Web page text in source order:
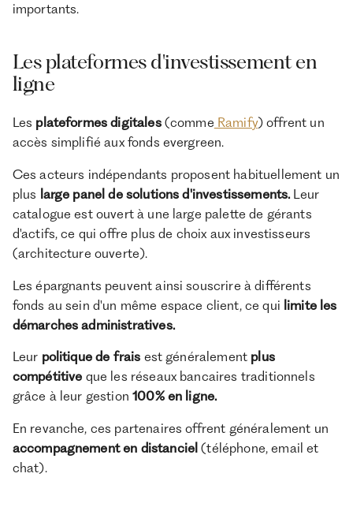
importants.
Les plateformes d'investissement en
ligne
Les plateformes digitales(comme Ramify) offrent un
accès simplifié aux fonds evergreen.
Ces acteurs indépendants proposent habituellement un
plus large panel de solutions d'investissements. Leur
catalogue est ouvert à une large palette de gérants
d'actifs, ce qui offre plus de choix aux investisseurs
(architecture ouverte).
Les épargnants peuvent ainsi souscrire à différents
fonds au sein d'un même espace client, ce qui limite les
démarches administratives.
Leur politique de frais est généralement plus
compétitive que les réseaux bancaires traditionnels
grâce à leur gestion 100% en ligne.
En revanche, ces partenaires offrent généralement un
accompagnement en distanciel(téléphone, email et
chat).